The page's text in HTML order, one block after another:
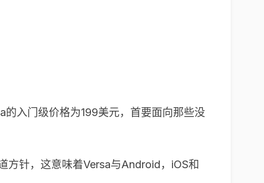
入门级价格为199美元，首要面向那些没
针，这意味着Versa与Android，iOS和